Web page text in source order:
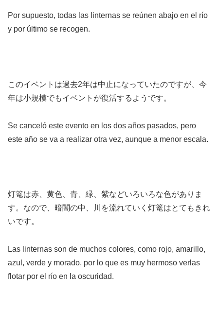
Por supuesto, todas las linternas se reúnen abajo en el río
y por último se recogen.
このイベントは過去2年は中止になっていたのですが、今
年は小規模でもイベントが復活するようです。
Se canceló este evento en los dos años pasados, pero
este año se va a realizar otra vez, aunque a menor escala.
灯篭は赤、黄色、青、緑、紫などいろいろな色がありま
す。なので、暗闇の中、川を流れていく灯篭はとてもきれ
いです。
Las linternas son de muchos colores, como rojo, amarillo,
azul, verde y morado, por lo que es muy hermoso verlas
flotar por el río en la oscuridad.